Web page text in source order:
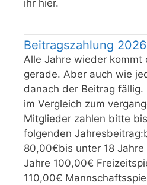
ihr hier.
Beitragszahlung 2026
Alle Jahre wieder
gerade. Aber auch wie
danach der Beitrag
im Vergleich zum
Mitglieder zahlen bitte
folgenden
80,00€bis unter 18
Jahre 100,00€
110,00€